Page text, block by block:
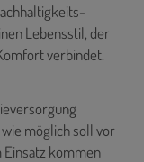
Lebensstil, der
verbindet.
möglich soll vor
kommen